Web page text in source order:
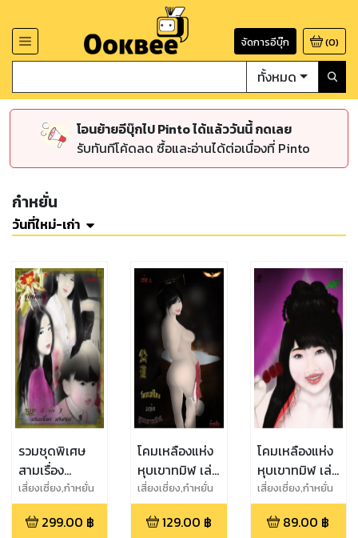
จัดการอีบุ๊ก (0)
ทั้งหมด
โอนย้ายอีบุ๊กไป Pinto ได้แล้ววันนี้ กดเลย
รับทันทีโค้ดลด ซื้อและอ่านได้ต่อเนื่องที่ Pinto
ก๋าหยั่น
วันที่ใหม่-เก่า
รวมชุดพิเศษ
สามเรื่อง
สามรส
เสี่ยงเซี่ยง,ก๋าหยั่น
299.00 ฿
โคมเหลืองแห่ง
หุบเขาทมิฬ เล่ม
3 + เพลิง
แค้น...เล่ม 1
(เล่มแถม)
เสี่ยงเซี่ยง,ก๋าหยั่น
129.00 ฿
โคมเหลืองแห่ง
หุบเขาทมิฬ เล่ม
2
เสี่ยงเซี่ยง,ก๋าหยั่น
89.00 ฿